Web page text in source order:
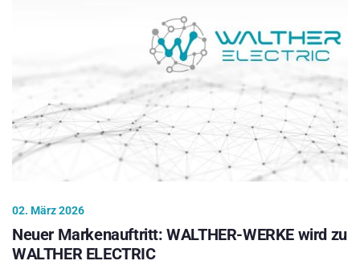
02. März 2026
Neuer Markenauftritt: WALTHER-WERKE wird zu
WALTHER ELECTRIC